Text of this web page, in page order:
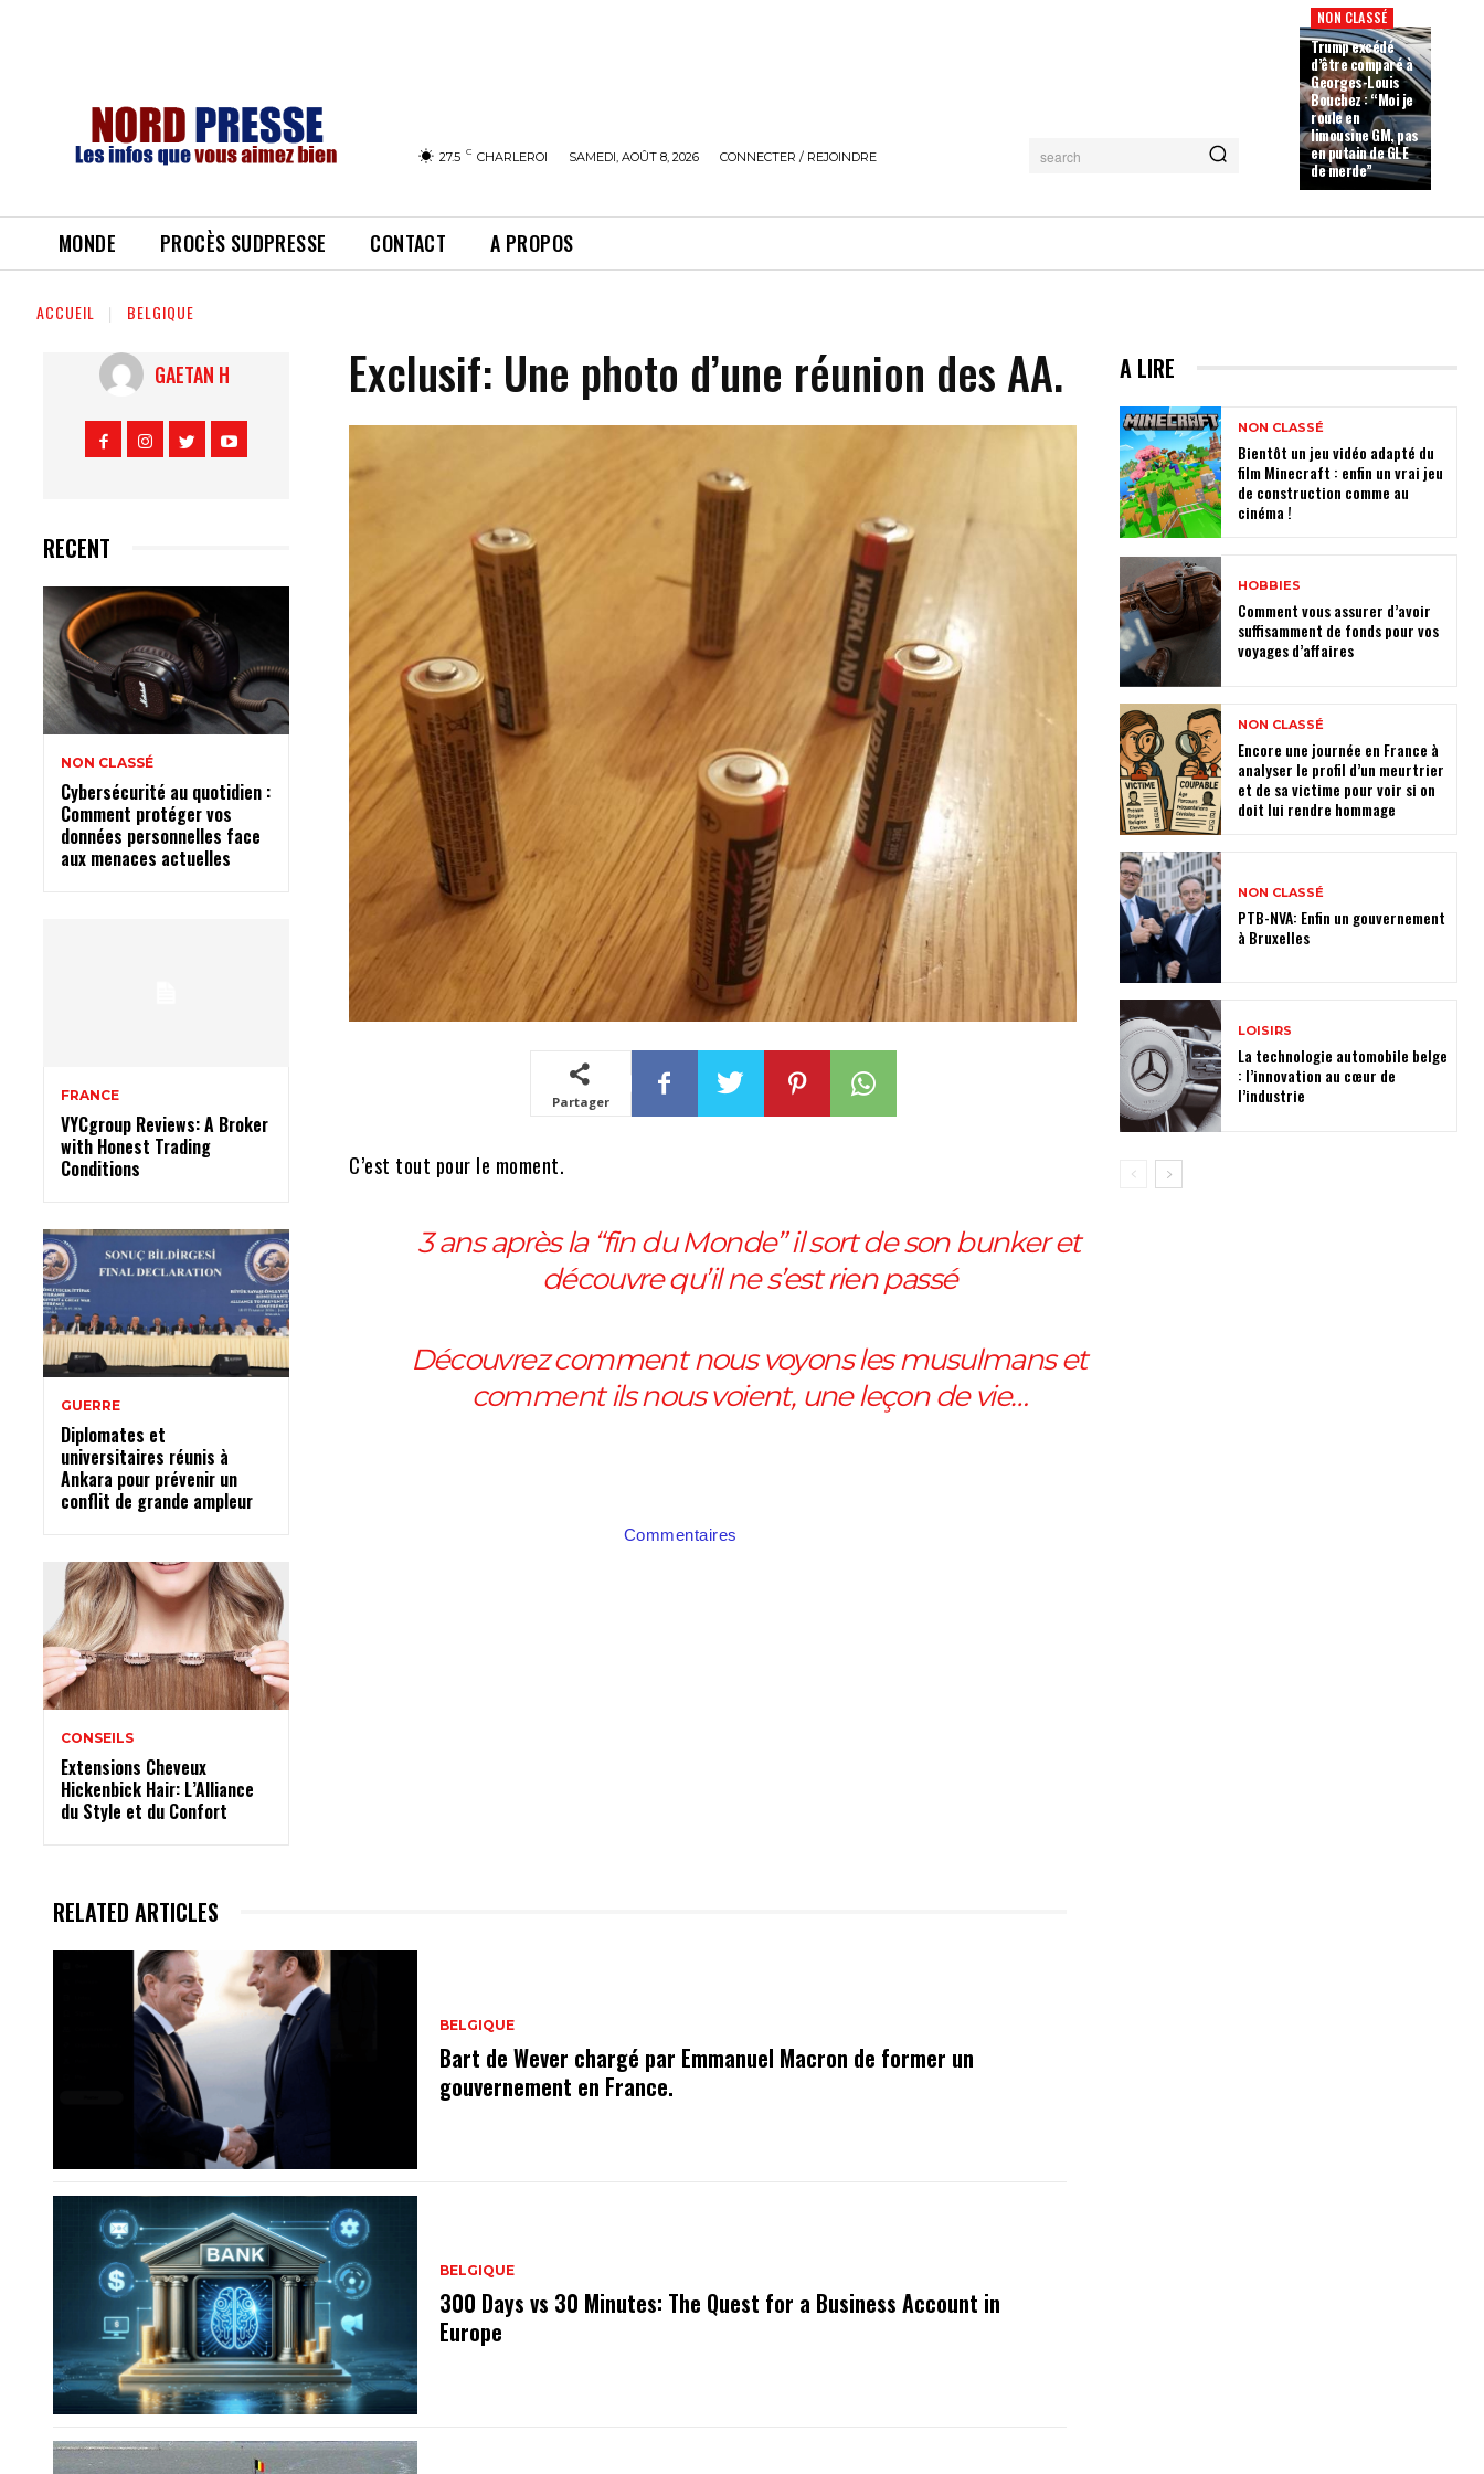
27.5 C CHARLEROI SAMEDI, AOÛT 8, 2026 CONNECTER / REJOINDRE search
NON CLASSÉ
Trump excédé
d’être comparé à
Georges-Louis
Bouchez : “Moi je
roule en
limousine GM, pas
en putain de GLE
de merde”
MONDE PROCÈS SUDPRESSE CONTACT A PROPOS
ACCUEIL BELGIQUE
GAETAN H
RECENT
NON CLASSÉ
Cybersécurité au quotidien :
Comment protéger vos
données personnelles face
aux menaces actuelles
FRANCE
VYCgroup Reviews: A Broker
with Honest Trading
Conditions
GUERRE
Diplomates et
universitaires réunis à
Ankara pour prévenir un
conflit de grande ampleur
CONSEILS
Extensions Cheveux
Hickenbick Hair: L’Alliance
du Style et du Confort
Exclusif: Une photo d’une réunion des AA.
Partager
C’est tout pour le moment.
3 ans après la “fin du Monde” il sort de son bunker et
découvre qu’il ne s’est rien passé
Découvrez comment nous voyons les musulmans et
comment ils nous voient, une leçon de vie…
Commentaires
RELATED ARTICLES
BELGIQUE
Bart de Wever chargé par Emmanuel Macron de former un
gouvernement en France.
BELGIQUE
300 Days vs 30 Minutes: The Quest for a Business Account in
Europe
A LIRE
NON CLASSÉ
Bientôt un jeu vidéo adapté du
film Minecraft : enfin un vrai jeu
de construction comme au
cinéma !
HOBBIES
Comment vous assurer d’avoir
suffisamment de fonds pour vos
voyages d’affaires
NON CLASSÉ
Encore une journée en France à
analyser le profil d’un meurtrier
et de sa victime pour voir si on
doit lui rendre hommage
NON CLASSÉ
PTB-NVA: Enfin un gouvernement
à Bruxelles
LOISIRS
La technologie automobile belge
: l’innovation au cœur de
l’industrie